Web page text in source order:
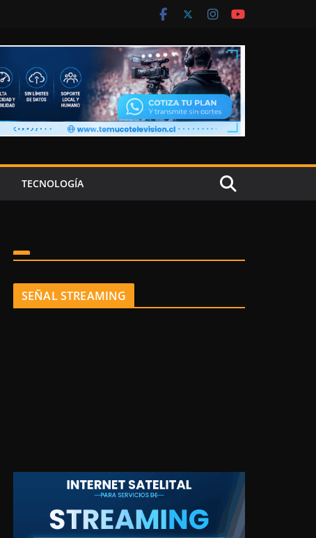
TECNOLOGÍA
SEÑAL STREAMING